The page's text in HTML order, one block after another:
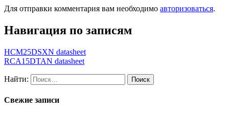
Для отправки комментария вам необходимо авторизоваться.
Навигация по записям
HCM25DSXN datasheet
RCA15DTAN datasheet
Найти:
Свежие записи